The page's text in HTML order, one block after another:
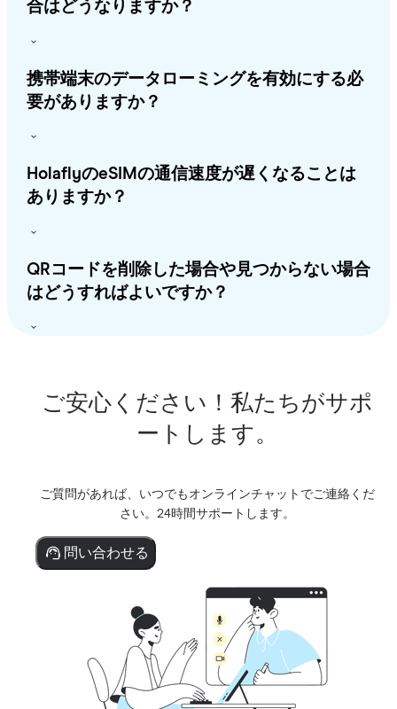
合はどうなりますか？
携帯端末のデータローミングを有効にする必
要がありますか？
HolaflyのeSIMの通信速度が遅くなることは
ありますか？
QRコードを削除した場合や見つからない場合
はどうすればよいですか？
ご安心ください！私たちがサポ
ートします。
ご質問があれば、いつでもオンラインチャットでご連絡くだ
さい。24時間サポートします。
問い合わせる